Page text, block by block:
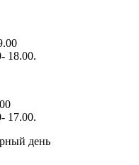
18.00.
17.00.
день